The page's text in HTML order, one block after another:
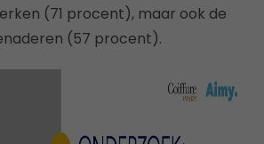
(71 procent), maar ook de
(57 procent).